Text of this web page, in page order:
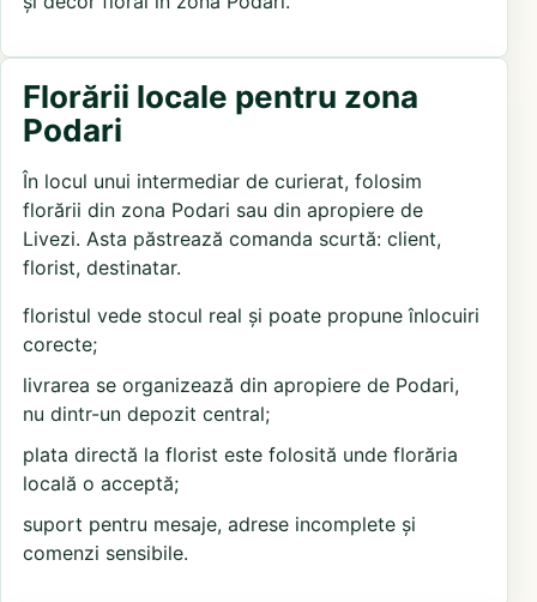
Florării locale pentru zona
Podari
În locul unui intermediar de curierat, folosim
florării din zona Podari sau din apropiere de
Livezi. Asta păstrează comanda scurtă: client,
florist, destinatar.
floristul vede stocul real și poate propune înlocuiri
corecte;
livrarea se organizează din apropiere de Podari,
nu dintr-un depozit central;
plata directă la florist este folosită unde florăria
locală o acceptă;
suport pentru mesaje, adrese incomplete și
comenzi sensibile.